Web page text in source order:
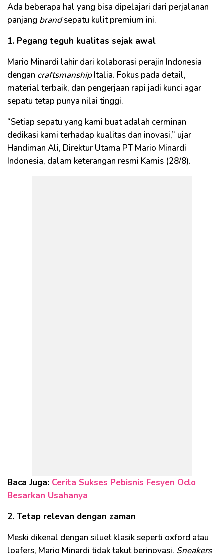
Ada beberapa hal yang bisa dipelajari dari perjalanan
panjang brandsepatu kulit premium ini.
1. Pegang teguh kualitas sejak awal
Mario Minardi lahir dari kolaborasi perajin Indonesia
dengan craftsmanshipItalia. Fokus pada detail,
material terbaik, dan pengerjaan rapi jadi kunci agar
sepatu tetap punya nilai tinggi.
“Setiap sepatu yang kami buat adalah cerminan
dedikasi kami terhadap kualitas dan inovasi,” ujar
Handiman Ali, Direktur Utama PT Mario Minardi
Indonesia, dalam keterangan resmi Kamis (28/8).
Baca Juga: Cerita Sukses Pebisnis Fesyen Oclo
Besarkan Usahanya
2. Tetap relevan dengan zaman
Meski dikenal dengan siluet klasik seperti oxford atau
loafers, Mario Minardi tidak takut berinovasi. Sneakers